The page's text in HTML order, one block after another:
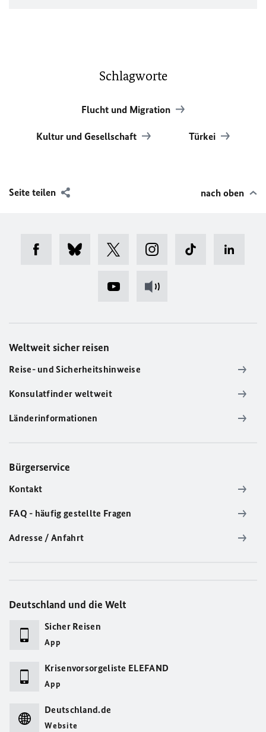
Schlagworte
Flucht und Migration
Kultur und Gesellschaft Türkei
Seite teilen nach oben
Weltweit sicher reisen
Reise- und Sicherheitshinweise
Konsulatfinder weltweit
Länderinformationen
Bürgerservice
Kontakt
FAQ - häufig gestellte Fragen
Adresse / Anfahrt
Deutschland und die Welt
Sicher Reisen
App
Krisenvorsorgeliste ELEFAND
App
Deutschland.de
Website